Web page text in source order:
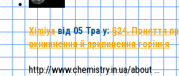
Ximiya від 05 Трау:§24. Поняття
виникнення й припинення горіння
http://www.chemistry.in.ua/about ...